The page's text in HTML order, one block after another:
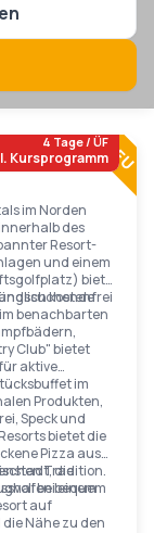
119
4 Tage / ÜF
Kursprogramm
im Norden
des
Resort-
und einem
bietet
kostenfrei
benachbarten
Club" bietet
aktive
im
Produkten,
Speck und
bietet die
Pizza aus
Tradition.
bei einem
die
bequem
auf
Nähe zu den